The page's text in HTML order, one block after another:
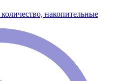
накопительные